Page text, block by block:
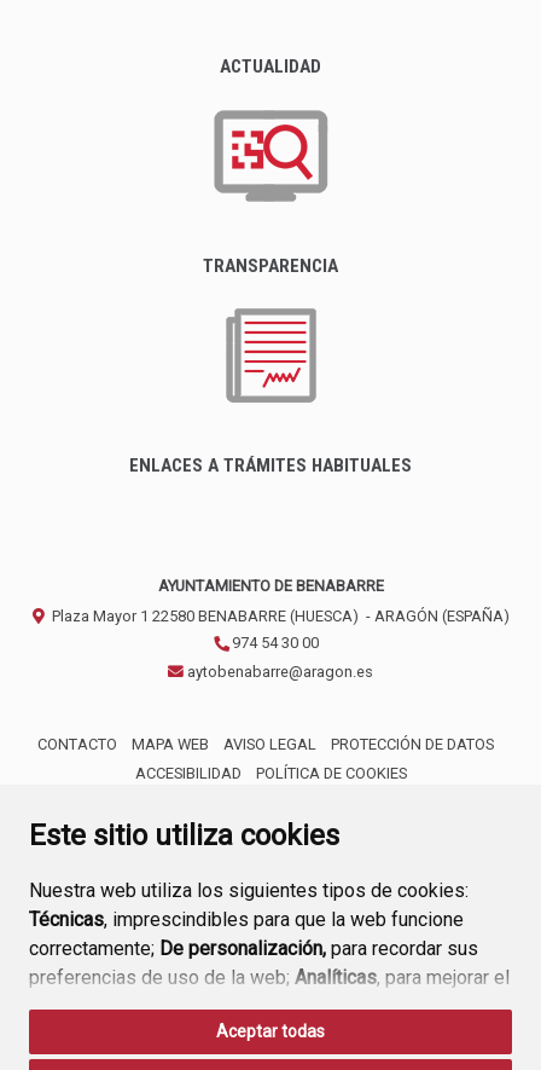
Este sitio utiliza cookies
Nuestra web utiliza los siguientes tipos de cookies:
Técnicas, imprescindibles para que la web funcione
correctamente; De personalización, para recordar sus
preferencias de uso de la web; Analíticas, para mejorar el
funcionamiento de la web y sus servicios.
Si acepta pulsando el botón“Aceptar todas”
Aceptar todas
ACTUALIDAD
TRANSPARENCIA
ENLACES A TRÁMITES HABITUALES
AYUNTAMIENTO DE BENABARRE
Plaza Mayor 1 22580 BENABARRE (HUESCA) - ARAGÓN (ESPAÑA)
974 54 30 00
aytobenabarre@aragon.es
CONTACTO MAPA WEB AVISO LEGAL
PROTECCIÓN DE DATOS
ACCESIBILIDAD
POLÍTICA DE COOKIES